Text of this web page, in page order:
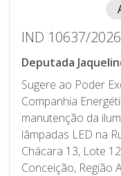
IND 10637/2026
Deputada
Sugere ao Poder
Companhia
manutenção da
lâmpadas LED na
Chácara 13, Lote
Conceição, Região